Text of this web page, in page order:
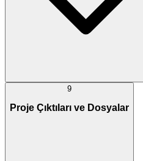
9
Proje Çıktıları ve Dosyalar